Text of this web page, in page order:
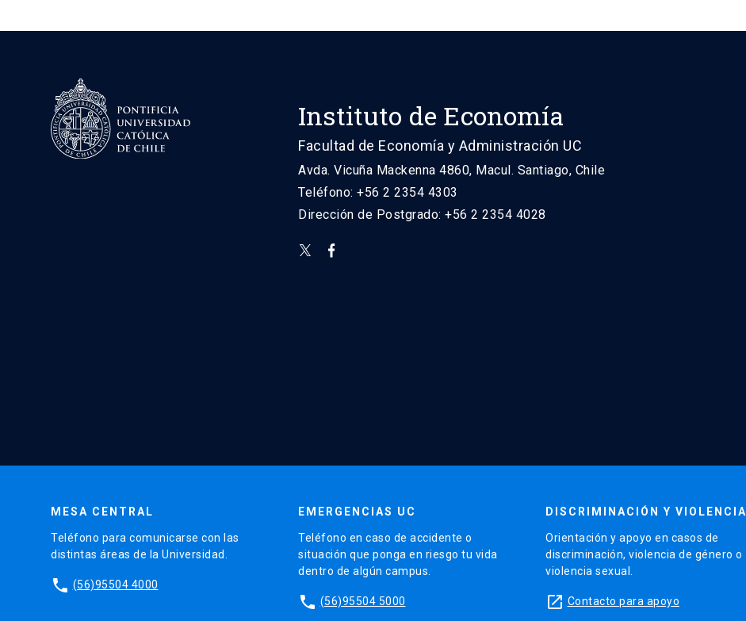
Instituto de Economía
Facultad de Economía y Administración UC
Avda. Vicuña Mackenna 4860, Macul. Santiago, Chile
Teléfono: +56 2 2354 4303
Dirección de Postgrado: +56 2 2354 4028
MESA CENTRAL
Teléfono para comunicarse con las
distintas áreas de la Universidad.
phone (56)95504 4000
EMERGENCIAS UC
Teléfono en caso de accidente o
situación que ponga en riesgo tu vida
dentro de algún campus.
phone (56)95504 5000
DISCRIMINACIÓN Y VIOLENCIA
Orientación y apoyo en casos de
discriminación, violencia de género o
violencia sexual.
launch Contacto para apoyo